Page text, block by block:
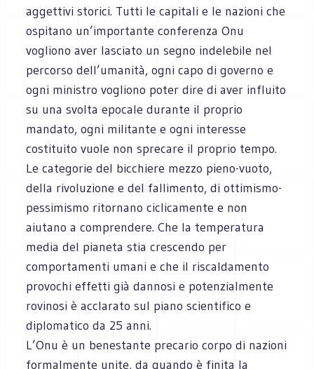
aggettivi storici. Tutti le capitali e le nazioni che
ospitano un’importante conferenza Onu
vogliono aver lasciato un segno indelebile nel
percorso dell’umanità, ogni capo di governo e
ogni ministro vogliono poter dire di aver influito
su una svolta epocale durante il proprio
mandato, ogni militante e ogni interesse
costituito vuole non sprecare il proprio tempo.
Le categorie del bicchiere mezzo pieno-vuoto,
della rivoluzione e del fallimento, di ottimismo-
pessimismo ritornano ciclicamente e non
aiutano a comprendere. Che la temperatura
media del pianeta stia crescendo per
comportamenti umani e che il riscaldamento
provochi effetti già dannosi e potenzialmente
rovinosi è acclarato sul piano scientifico e
diplomatico da 25 anni.
L’Onu è un benestante precario corpo di nazioni
formalmente unite, da quando è finita la